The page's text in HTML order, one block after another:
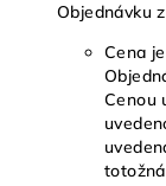
Objednávku
Cena
Cenou